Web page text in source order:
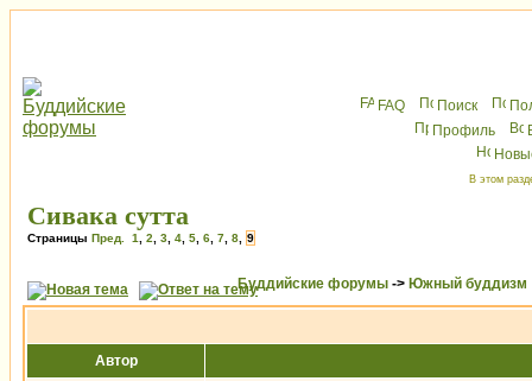
FAQ Поиск
Профиль
В этом
Сивака сутта
Страницы Пред. 1 2 3 4 5 6 7 8 9
Буддийские форумы -> Южный буддизм
Автор